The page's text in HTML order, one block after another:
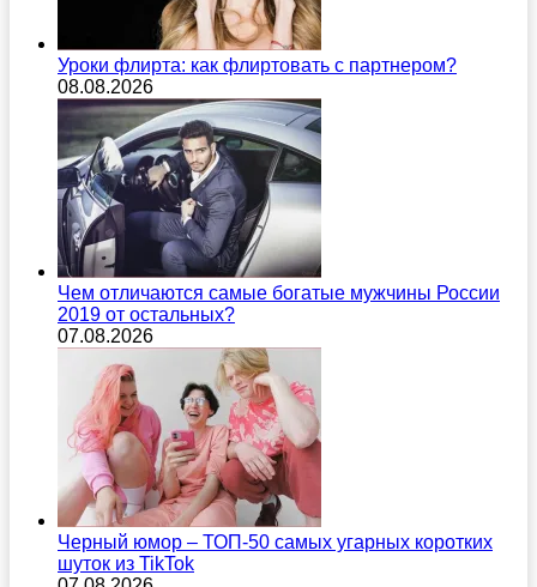
Уроки флирта: как флиртовать с партнером?
08.08.2026
Чем отличаются самые богатые мужчины России
2019 от остальных?
07.08.2026
Черный юмор – ТОП-50 самых угарных коротких
шуток из TikTok